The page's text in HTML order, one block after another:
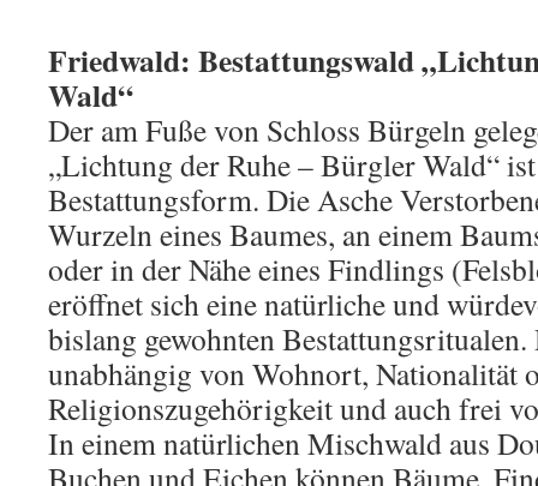
Friedwald: Bestattungswald
Wald“
Der am Fuße von Schloss Bürgeln
„Lichtung der Ruhe – Bürgler Wald“
Bestattungsform. Die Asche
Wurzeln eines Baumes, an einem
oder in der Nähe eines Findlings
eröffnet sich eine natürliche und
bislang gewohnten
unabhängig von Wohnort, Nationalität
Religionszugehörigkeit und auch frei
In einem natürlichen Mischwald aus
Buchen und Eichen können Bäume,